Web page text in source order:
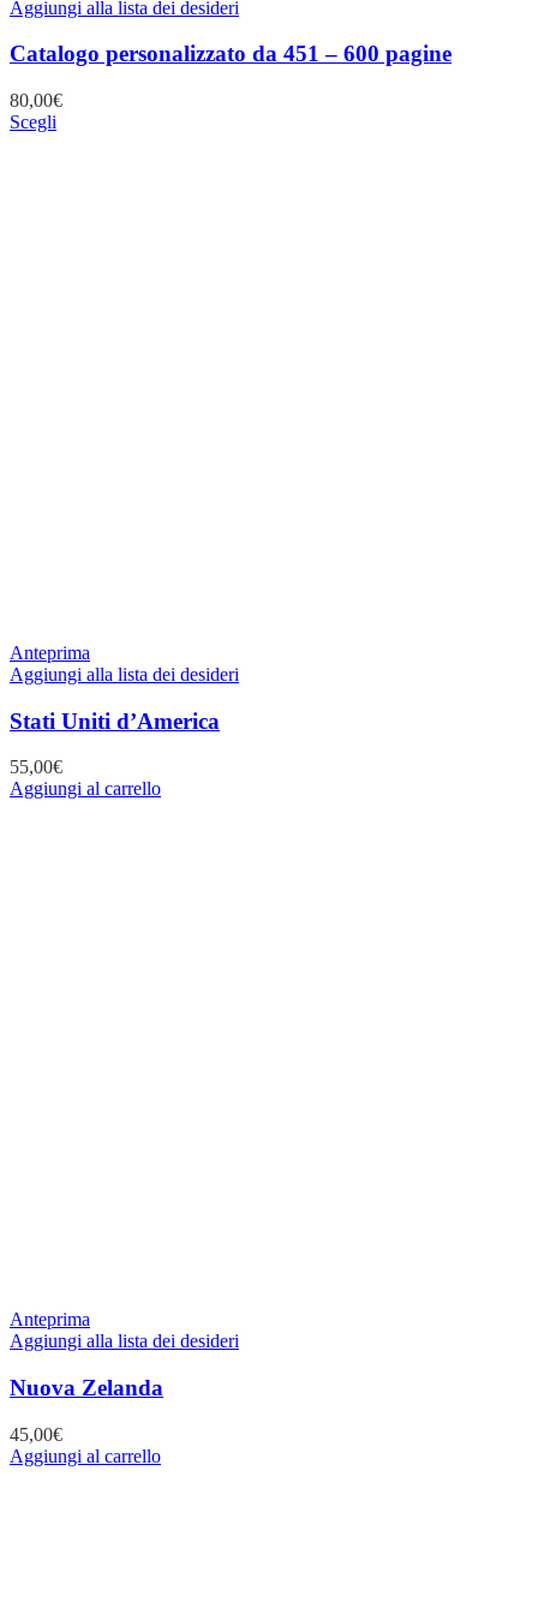
Aggiungi alla lista dei desideri
Catalogo personalizzato da 451 – 600 pagine
80,00€
Scegli
Anteprima
Aggiungi alla lista dei desideri
Stati Uniti d’America
55,00€
Aggiungi al carrello
Anteprima
Aggiungi alla lista dei desideri
Nuova Zelanda
45,00€
Aggiungi al carrello